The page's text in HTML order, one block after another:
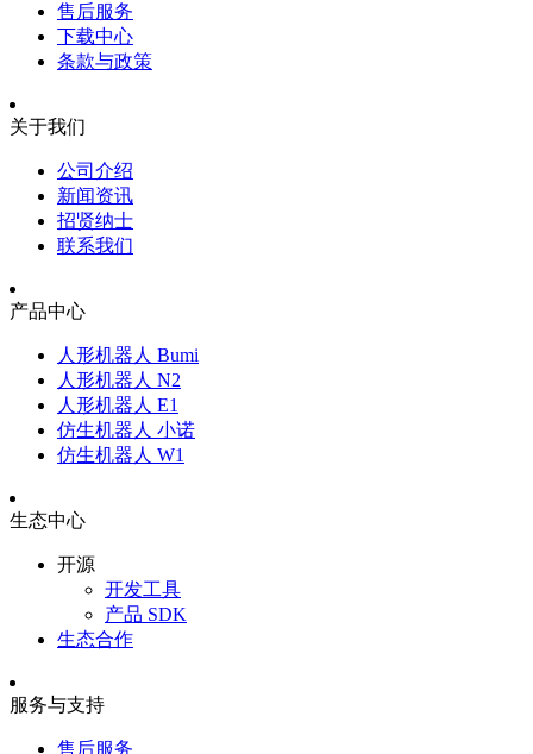
售后服务
下载中心
条款与政策
关于我们
公司介绍
新闻资讯
招贤纳士
联系我们
产品中心
人形机器人 Bumi
人形机器人 N2
人形机器人 E1
仿生机器人 小诺
仿生机器人 W1
生态中心
开源
开发工具
产品 SDK
生态合作
服务与支持
售后服务